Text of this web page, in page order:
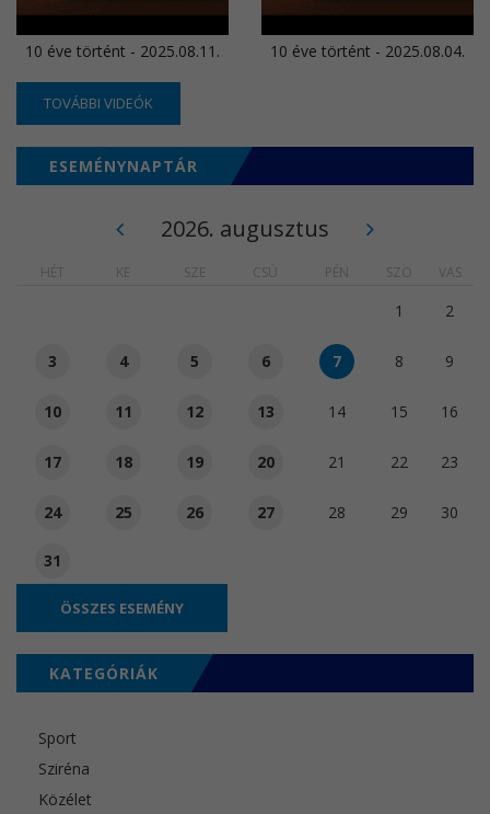
10 éve történt - 2025.08.11. 10 éve történt - 2025.08.04.
TOVÁBBI VIDEÓK
ESEMÉNYNAPTÁR
2026. augusztus
HÉT KE SZE CSÜ PÉN SZO VAS
1 2
3 4 5 6 7 8 9
10 11 12 13 14 15 16
17 18 19 20 21 22 23
24 25 26 27 28 29 30
31
ÖSSZES ESEMÉNY
KATEGÓRIÁK
Sport
Sziréna
Közélet